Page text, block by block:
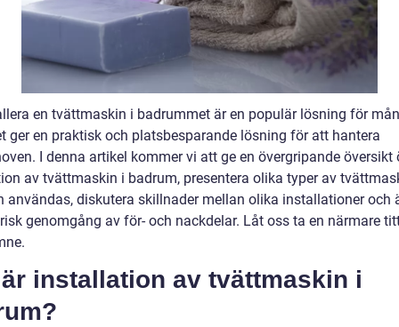
en tvättmaskin i badrummet är en populär lösning för
ger en praktisk och platsbesparande lösning för att hantera
I denna artikel kommer vi att ge en övergripande översikt
av tvättmaskin i badrum, presentera olika typer av
användas, diskutera skillnader mellan olika installationer och
genomgång av för- och nackdelar. Låt oss ta en närmare
installation av tvättmaskin i